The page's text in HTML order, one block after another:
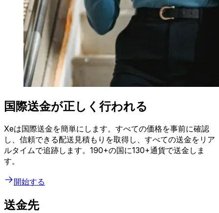
国際送金が正しく行われる
Xeは国際送金を簡単にします。すべての価格を事前に確認
し、信頼できる配送見積もりを取得し、すべての送金をリア
ルタイムで追跡します。190+の国に130+通貨で送金しま
す。
開始する
送金先